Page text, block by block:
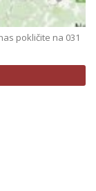
pokličite na 031